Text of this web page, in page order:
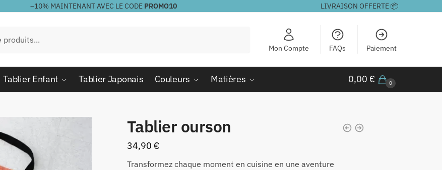
–10% MAINTENANT AVEC LE CODE PROMO10 LIVRAISON OFFERTE 📦
Mon Compte FAQs Paiement
Tablier Enfant Tablier Japonais Couleurs Matières 0,00 € 0
Tablier ourson
34,90 €
Transformez chaque moment en cuisine en une aventure